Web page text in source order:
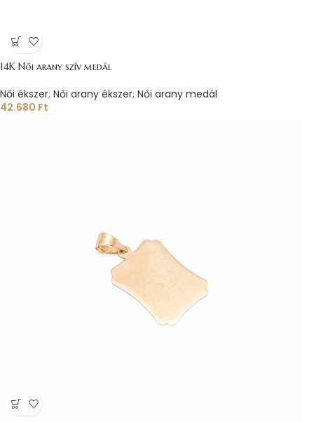
14K Női arany szív medál
Női ékszer, Női arany ékszer, Női arany medál
42.680 Ft